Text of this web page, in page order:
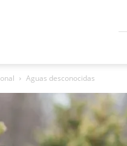
Aguas desconocidas